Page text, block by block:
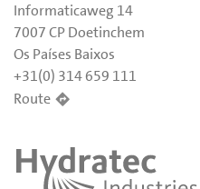
Informaticaweg 14
7007 CP Doetinchem
Os Países Baixos
+31(0) 314 659 111
Route